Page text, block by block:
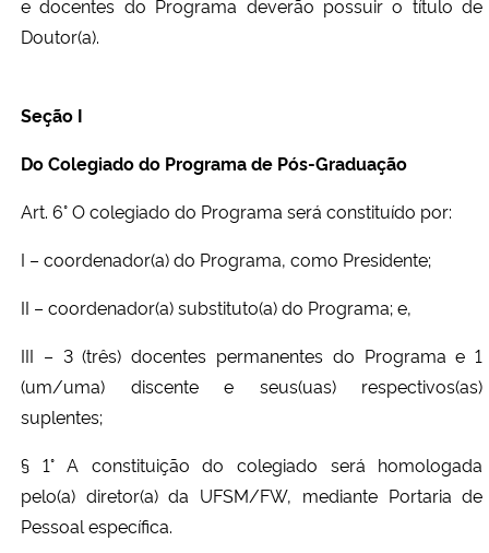
e docentes do Programa deverão possuir o título de
Doutor(a).
Seção I
Do Colegiado do Programa de Pós-Graduação
Art. 6° O colegiado do Programa será constituído por:
I – coordenador(a) do Programa, como Presidente;
II – coordenador(a) substituto(a) do Programa; e,
III – 3 (três) docentes permanentes do Programa e 1
(um/uma) discente e seus(uas) respectivos(as)
suplentes;
§ 1° A constituição do colegiado será homologada
pelo(a) diretor(a) da UFSM/FW, mediante Portaria de
Pessoal específica.